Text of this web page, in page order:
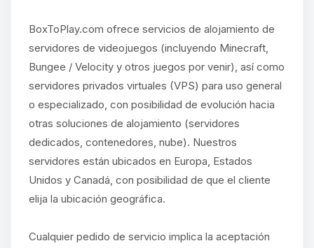
BoxToPlay.com ofrece servicios de alojamiento de
servidores de videojuegos (incluyendo Minecraft,
Bungee / Velocity y otros juegos por venir), así como
servidores privados virtuales (VPS) para uso general
o especializado, con posibilidad de evolución hacia
otras soluciones de alojamiento (servidores
dedicados, contenedores, nube). Nuestros
servidores están ubicados en Europa, Estados
Unidos y Canadá, con posibilidad de que el cliente
elija la ubicación geográfica.
Cualquier pedido de servicio implica la aceptación